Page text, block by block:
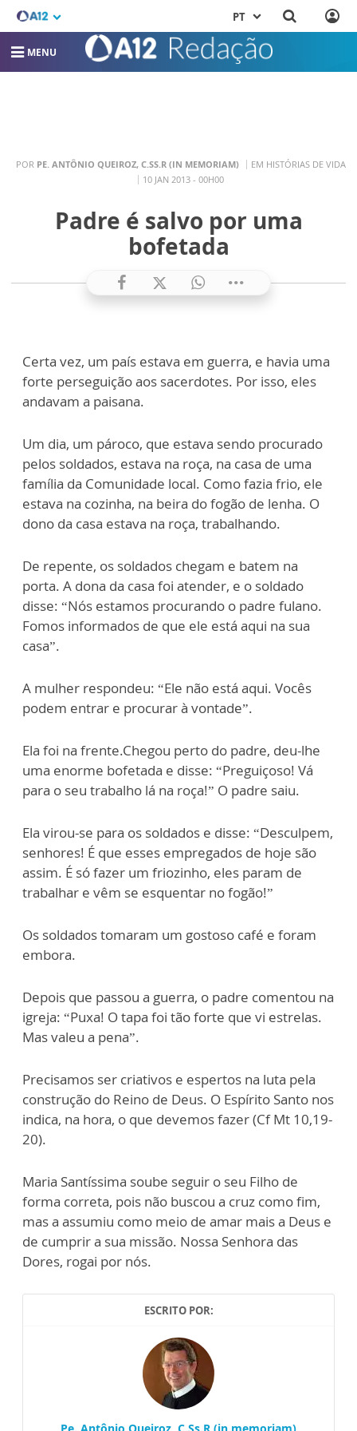
PT
MENU
POR PE. ANTÔNIO QUEIROZ, C.SS.R (IN MEMORIAM)
EM HISTÓRIAS DE VIDA
10 JAN 2013 - 00H00
Padre é salvo por uma
bofetada
Certa vez, um país estava em guerra, e havia uma
forte perseguição aos sacerdotes. Por isso, eles
andavam a paisana.
Um dia, um pároco, que estava sendo procurado
pelos soldados, estava na roça, na casa de uma
família da Comunidade local. Como fazia frio, ele
estava na cozinha, na beira do fogão de lenha. O
dono da casa estava na roça, trabalhando.
De repente, os soldados chegam e batem na
porta. A dona da casa foi atender, e o soldado
disse: “Nós estamos procurando o padre fulano.
Fomos informados de que ele está aqui na sua
casa”.
A mulher respondeu: “Ele não está aqui. Vocês
podem entrar e procurar à vontade”.
Ela foi na frente.Chegou perto do padre, deu-lhe
uma enorme bofetada e disse: “Preguiçoso! Vá
para o seu trabalho lá na roça!” O padre saiu.
Ela virou-se para os soldados e disse: “Desculpem,
senhores! É que esses empregados de hoje são
assim. É só fazer um friozinho, eles param de
trabalhar e vêm se esquentar no fogão!”
Os soldados tomaram um gostoso café e foram
embora.
Depois que passou a guerra, o padre comentou na
igreja: “Puxa! O tapa foi tão forte que vi estrelas.
Mas valeu a pena”.
Precisamos ser criativos e espertos na luta pela
construção do Reino de Deus. O Espírito Santo nos
indica, na hora, o que devemos fazer (Cf Mt 10,19-
20).
Maria Santíssima soube seguir o seu Filho de
forma correta, pois não buscou a cruz como fim,
mas a assumiu como meio de amar mais a Deus e
de cumprir a sua missão. Nossa Senhora das
Dores, rogai por nós.
ESCRITO POR: